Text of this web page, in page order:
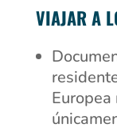
VIAJAR A